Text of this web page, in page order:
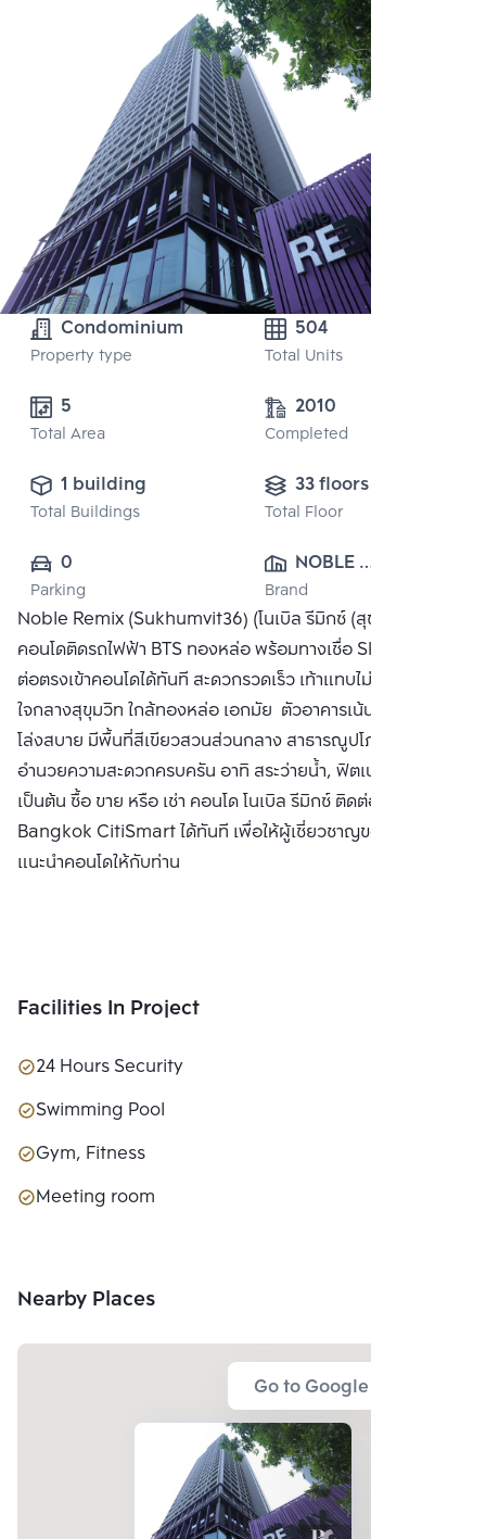
Condominium
Property type
504
Total Units
Total Area
2010
Completed
1 building
Total Buildings
33 floors
Total Floor
0
Parking
NOBLE
DEVELOPMENT
PUBLIC CO.,
LTD.
Brand
Noble Remix (Sukhumvit36) (โนเบิล รีมิกซ์ (สุขุมวิท 36))
คอนโดติดรถไฟฟ้า BTS ทองหล่อ พร้อมทางเชื่อ Sky Walk เชื่อ
ต่อตรงเข้าคอนโดได้ทันที สะดวกรวดเร็ว เท้าแทบไม่ติดพื้น
ใจกลางสุขุมวิท ใกล้ทองหล่อ เอกมัย ตัวอาคารเน้นความโปร่ง
โล่งสบาย มีพื้นที่สีเขียวสวนส่วนกลาง สาธารณูปโภคและสิ่ง
อำนวยความสะดวกครบครัน อาทิ สระว่ายน้ำ, ฟิตเนส, ห้องสตีม
เป็นต้น ซื้อ ขาย หรือ เช่า คอนโด โนเบิล รีมิกซ์ ติดต่อหาเรา
Bangkok CitiSmart ได้ทันที เพื่อให้ผู้เชี่ยวชาญของเราได้
แนะนำคอนโดให้กับท่าน
Facilities In Project
24 Hours Security
Swimming Pool
Gym, Fitness
Meeting room
Nearby Places
Go to Google Map